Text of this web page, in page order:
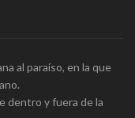
al paraíso, en la que
dentro y fuera de la